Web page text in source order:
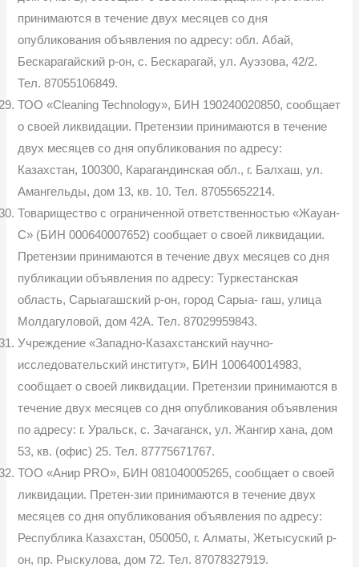
принимаются в течение двух месяцев со дня
опубликования объявления по адресу: обл. Абай,
Бескарагайский р-он, с. Бескарагай, ул. Ауэзова, 42/2.
Тел. 87055106849.
ТОО «Cleaning Technology», БИН 190240020850, сообщает
о своей ликвидации. Претензии принимаются в течение
двух месяцев со дня опубликования по адресу:
Казахстан, 100300, Карагандинская обл., г. Балхаш, ул.
Амангельды, дом 13, кв. 10. Тел. 87055652214.
Товарищество с ограниченной ответственностью «Жауан-
С» (БИН 000640007652) сообщает о своей ликвидации.
Претензии принимаются в течение двух месяцев со дня
публикации объявления по адресу: Туркестанская
область, Сарыагашский р-он, город Сарыа- гаш, улица
Молдагуловой, дом 42А. Тел. 87029959843.
Учреждение «Западно-Казахстанский научно-
исследовательский институт», БИН 100640014983,
сообщает о своей ликвидации. Претензии принимаются в
течение двух месяцев со дня опубликования объявления
по адресу: г. Уральск, с. Зачаганск, ул. Жангир хана, дом
53, кв. (офис) 25. Тел. 87775671767.
ТОО «Анир PRO», БИН 081040005265, сообщает о своей
ликвидации. Претен-зии принимаются в течение двух
месяцев со дня опубликования объявления по адресу:
Республика Казахстан, 050050, г. Алматы, Жетысуский р-
он, пр. Рыскулова, дом 72. Тел. 87078327919.